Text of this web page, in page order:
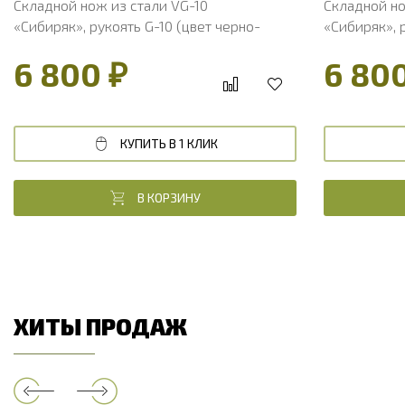
Складной нож из стали VG-10
«Сибиряк», рукоять G-10 (цвет черно-
6 800 ₽
КУПИТЬ В 1 КЛИК
В КОРЗИНУ
Складной
«Сибиряк»,
6
ХИТЫ ПРОДАЖ